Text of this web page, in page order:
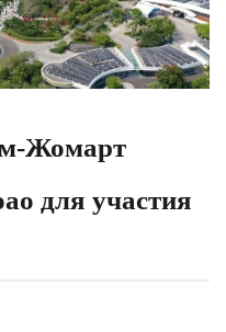
Жомарт
для участия